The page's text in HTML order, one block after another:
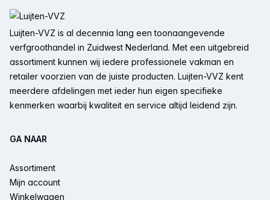
Luijten-VVZ is al decennia lang een toonaangevende
verfgroothandel in Zuidwest Nederland. Met een uitgebreid
assortiment kunnen wij iedere professionele vakman en
retailer voorzien van de juiste producten. Luijten-VVZ kent
meerdere afdelingen met ieder hun eigen specifieke
kenmerken waarbij kwaliteit en service altijd leidend zijn.
GA NAAR
Assortiment
Mijn account
Winkelwagen